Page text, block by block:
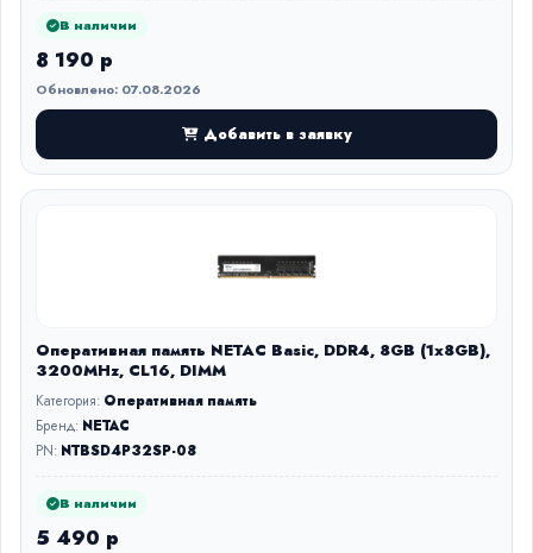
В наличии
8 190 р
Обновлено: 07.08.2026
Добавить в заявку
Оперативная память NETAC Basic, DDR4, 8GB (1x8GB),
3200MHz, CL16, DIMM
Категория: Оперативная память
Бренд: NETAC
PN: NTBSD4P32SP-08
В наличии
5 490 р